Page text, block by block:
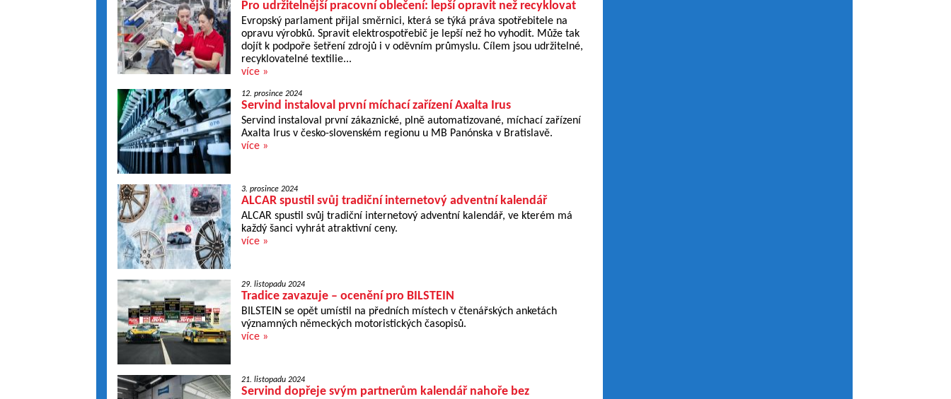
Pro udržitelnější pracovní oblečení: lepší opravit než recyklovat
Evropský parlament přijal směrnici, která se týká práva spotřebitele na
opravu výrobků. Spravit elektrospotřebič je lepší než ho vyhodit. Může tak
dojít k podpoře šetření zdrojů i v oděvním průmyslu. Cílem jsou udržitelné,
recyklovatelné textilie...
více »
12. prosince 2024
Servind instaloval první míchací zařízení Axalta Irus
Servind instaloval první zákaznické, plně automatizované, míchací zařízení
Axalta Irus v česko-slovenském regionu u MB Panónska v Bratislavě.
více »
3. prosince 2024
ALCAR spustil svůj tradiční internetový adventní kalendář
ALCAR spustil svůj tradiční internetový adventní kalendář, ve kterém má
každý šanci vyhrát atraktivní ceny.
více »
29. listopadu 2024
Tradice zavazuje – ocenění pro BILSTEIN
BILSTEIN se opět umístil na předních místech v čtenářských anketách
významných německých motoristických časopisů.
více »
21. listopadu 2024
Servind dopřeje svým partnerům kalendář nahoře bez